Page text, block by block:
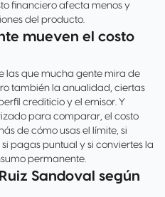
financiero afecta menos y
del producto.
mueven el costo
las que mucha gente mira de
también la anualidad, ciertas
crediticio y el emisor. Y
para comparar, el costo
de cómo usas el límite, si
pagas puntual y si conviertes la
permanente.
Sandoval según